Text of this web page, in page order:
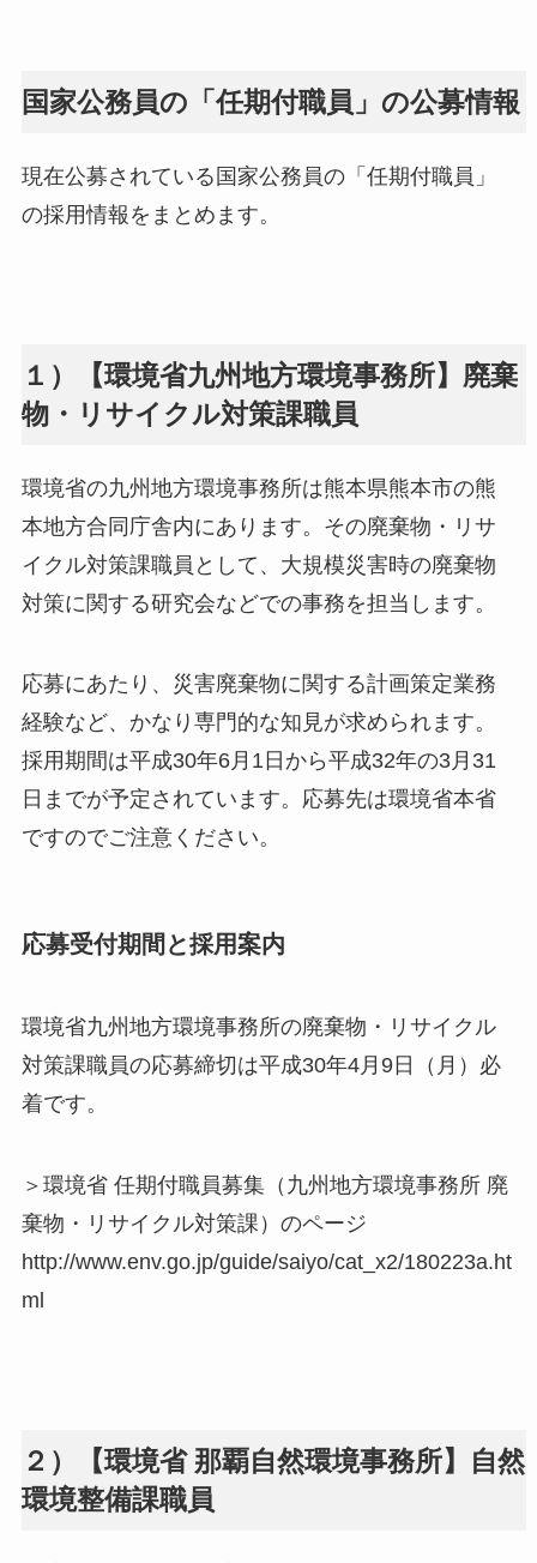
国家公務員の「任期付職員」の公募情報
現在公募されている国家公務員の「任期付職員」
の採用情報をまとめます。
１）【環境省九州地方環境事務所】廃棄
物・リサイクル対策課職員
環境省の九州地方環境事務所は熊本県熊本市の熊
本地方合同庁舎内にあります。その廃棄物・リサ
イクル対策課職員として、大規模災害時の廃棄物
対策に関する研究会などでの事務を担当します。
応募にあたり、災害廃棄物に関する計画策定業務
経験など、かなり専門的な知見が求められます。
採用期間は平成30年6月1日から平成32年の3月31
日までが予定されています。応募先は環境省本省
ですのでご注意ください。
応募受付期間と採用案内
環境省九州地方環境事務所の廃棄物・リサイクル
対策課職員の応募締切は平成30年4月9日（月）必
着です。
＞環境省 任期付職員募集（九州地方環境事務所 廃
棄物・リサイクル対策課）のページ
http://www.env.go.jp/guide/saiyo/cat_x2/180223a.ht
ml
２）【環境省 那覇自然環境事務所】自然
環境整備課職員